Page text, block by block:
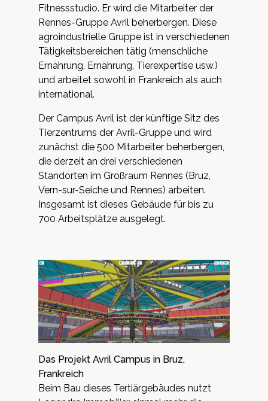
Fitnessstudio. Er wird die Mitarbeiter der
Rennes-Gruppe Avril beherbergen. Diese
agroindustrielle Gruppe ist in verschiedenen
Tätigkeitsbereichen tätig (menschliche
Ernährung, Ernährung, Tierexpertise usw.)
und arbeitet sowohl in Frankreich als auch
international.
Der Campus Avril ist der künftige Sitz des
Tierzentrums der Avril-Gruppe und wird
zunächst die 500 Mitarbeiter beherbergen,
die derzeit an drei verschiedenen
Standorten im Großraum Rennes (Bruz,
Vern-sur-Seiche und Rennes) arbeiten.
Insgesamt ist dieses Gebäude für bis zu
700 Arbeitsplätze ausgelegt.
Das Projekt Avril Campus in Bruz,
Frankreich
Beim Bau dieses Tertiärgebäudes nutzt